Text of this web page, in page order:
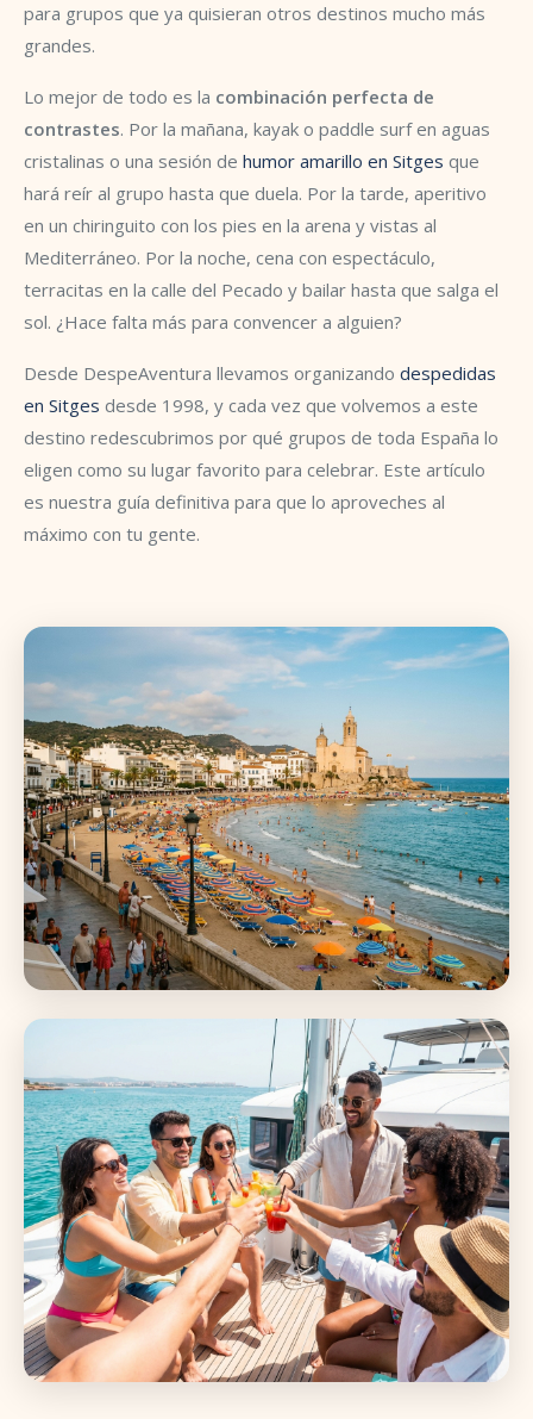
para grupos que ya quisieran otros destinos mucho más
grandes.
Lo mejor de todo es la combinación perfecta de
contrastes. Por la mañana, kayak o paddle surf en aguas
cristalinas o una sesión de humor amarillo en Sitges que
hará reír al grupo hasta que duela. Por la tarde, aperitivo
en un chiringuito con los pies en la arena y vistas al
Mediterráneo. Por la noche, cena con espectáculo,
terracitas en la calle del Pecado y bailar hasta que salga el
sol. ¿Hace falta más para convencer a alguien?
Desde DespeAventura llevamos organizando despedidas
en Sitges desde 1998, y cada vez que volvemos a este
destino redescubrimos por qué grupos de toda España lo
eligen como su lugar favorito para celebrar. Este artículo
es nuestra guía definitiva para que lo aproveches al
máximo con tu gente.